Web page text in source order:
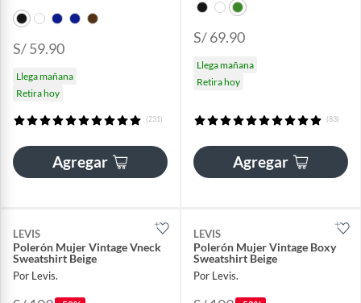
S/ 59.90
Llega mañana
Retira hoy
(231)
Agregar
S/ 69.90
Llega mañana
Retira hoy
(83)
Agregar
LEVIS
Polerón Mujer Vintage Vneck
Sweatshirt Beige
Por Levis.
LEVIS
Polerón Mujer Vintage Boxy
Sweatshirt Beige
Por Levis.